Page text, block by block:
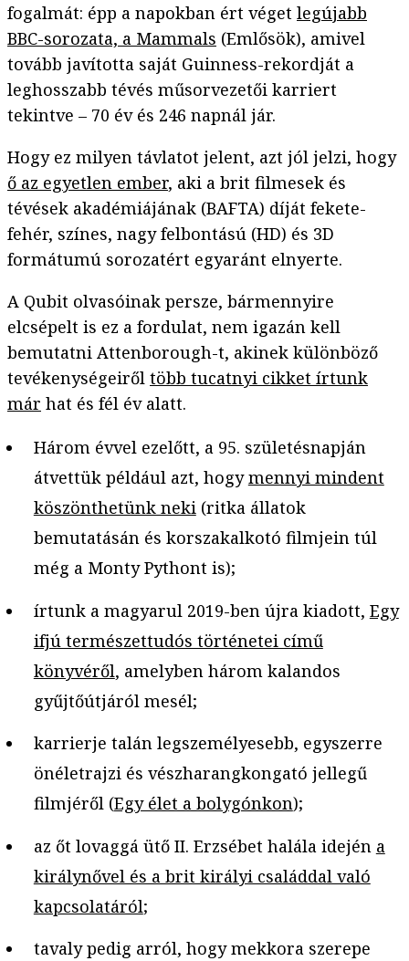
fogalmát: épp a napokban ért véget legújabb
BBC-sorozata, a Mammals (Emlősök), amivel
tovább javította saját Guinness-rekordját a
leghosszabb tévés műsorvezetői karriert
tekintve – 70 év és 246 napnál jár.
Hogy ez milyen távlatot jelent, azt jól jelzi, hogy
ő az egyetlen ember, aki a brit filmesek és
tévések akadémiájának (BAFTA) díját fekete-
fehér, színes, nagy felbontású (HD) és 3D
formátumú sorozatért egyaránt elnyerte.
A Qubit olvasóinak persze, bármennyire
elcsépelt is ez a fordulat, nem igazán kell
bemutatni Attenborough-t, akinek különböző
tevékenységeiről több tucatnyi cikket írtunk
már hat és fél év alatt.
Három évvel ezelőtt, a 95. születésnapján
átvettük például azt, hogymennyi mindent
köszönthetünk neki(ritka állatok
bemutatásán és korszakalkotó filmjein túl
még a Monty Pythont is);
írtunk a magyarul 2019-ben újra kiadott, Egy
ifjú természettudós történetei című
könyvéről, amelyben három kalandos
gyűjtőútjáról mesél;
karrierje talán legszemélyesebb, egyszerre
önéletrajzi és vészharangkongató jellegű
filmjéről (Egy élet a bolygónkon);
az őt lovaggá ütő II. Erzsébet halála idején a
királynővel és a brit királyi családdal való
kapcsolatáról;
tavaly pedig arról, hogy mekkora szerepe